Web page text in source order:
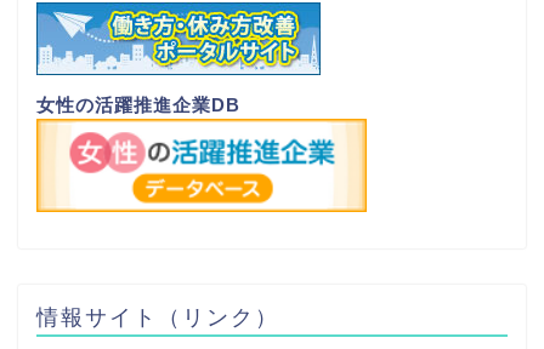
女性の活躍推進企業DB
情報サイト（リンク）